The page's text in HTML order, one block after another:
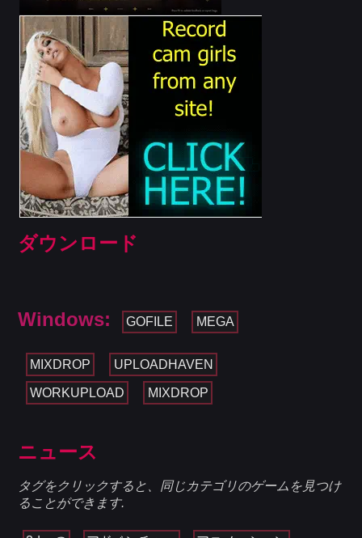
ダウンロード
Windows: GOFILE MEGA
MIXDROP UPLOADHAVEN
WORKUPLOAD MIXDROP
ニュース
タグをクリックすると、同じカテゴリのゲームを見つけ
ることができます.